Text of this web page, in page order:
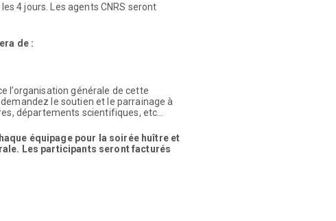
4 jours. Les agents CNRS seront
de :
l’organisation générale de cette
le soutien et le parrainage à
départements scientifiques, etc…
équipage pour la soirée huître et
Les participants seront facturés